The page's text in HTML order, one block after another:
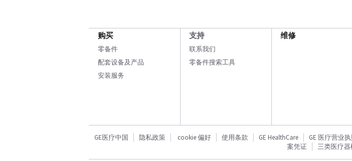
购买
零备件
配套设备及产品
安装服务
支持
联系我们
零备件搜索工具
维修
GE医疗中国 隐私政策 cookie 偏好 使用条款 GE HealthCare GE 医疗营业
案凭证
三类医疗